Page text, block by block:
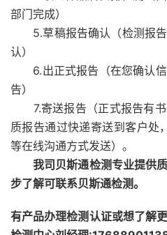
部门完成）
5.草稿报告确认（检测报告
认）
6.出正式报告（在您确认信
告）
7.寄送报告（正式报告有书
质报告通过快递寄送到客户处
等在线沟通方式发送）。
我司贝斯通检测专业提供质
步了解可联系贝斯通检测。
有产品办理检测认证或想了解